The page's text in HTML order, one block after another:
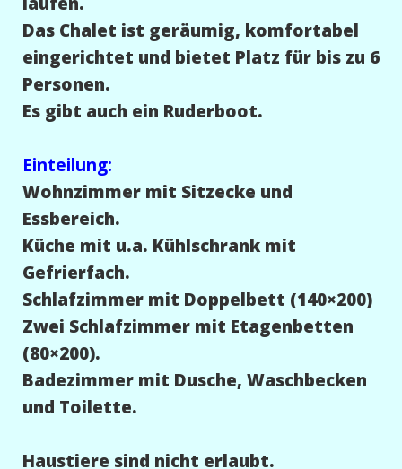
Das Chalet ist geräumig, komfortabel
eingerichtet und bietet Platz für bis zu 6
Personen.
Es gibt auch ein Ruderboot.
Einteilung:
Wohnzimmer mit Sitzecke und
Essbereich.
Küche mit u.a. Kühlschrank mit
Gefrierfach.
Schlafzimmer mit Doppelbett (140×200)
Zwei Schlafzimmer mit Etagenbetten
(80×200).
Badezimmer mit Dusche, Waschbecken
und Toilette.
Haustiere sind nicht erlaubt.